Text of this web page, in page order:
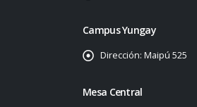
Campus Yungay
Dirección: Maipú 525
Mesa Central